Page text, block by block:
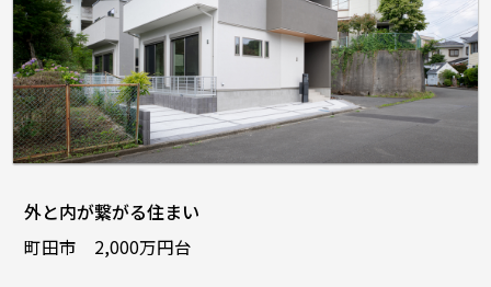
外と内が繋がる住まい
町田市 2,000万円台